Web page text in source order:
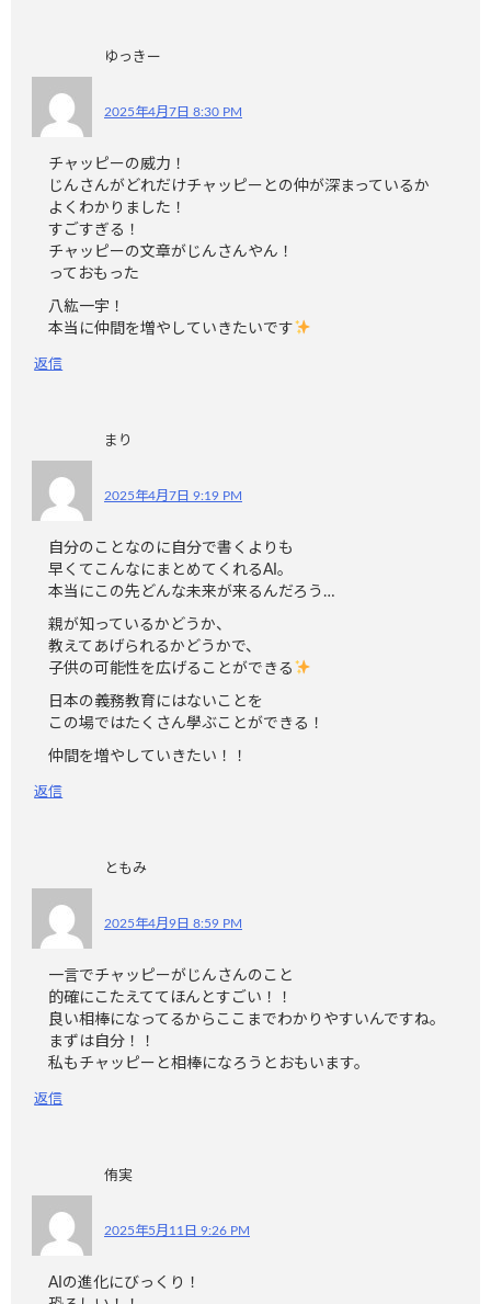
ゆっきー
2025年4月7日 8:30 PM
チャッピーの威力！
じんさんがどれだけチャッピーとの仲が深まっているか
よくわかりました！
すごすぎる！
チャッピーの文章がじんさんやん！
っておもった
八紘一宇！
本当に仲間を増やしていきたいです
返信
まり
2025年4月7日 9:19 PM
自分のことなのに自分で書くよりも
早くてこんなにまとめてくれるAI。
本当にこの先どんな未来が来るんだろう…
親が知っているかどうか、
教えてあげられるかどうかで、
子供の可能性を広げることができる
日本の義務教育にはないことを
この場ではたくさん學ぶことができる！
仲間を増やしていきたい！！
返信
ともみ
2025年4月9日 8:59 PM
一言でチャッピーがじんさんのこと
的確にこたえててほんとすごい！！
良い相棒になってるからここまでわかりやすいんですね。
まずは自分！！
私もチャッピーと相棒になろうとおもいます。
返信
侑実
2025年5月11日 9:26 PM
AIの進化にびっくり！